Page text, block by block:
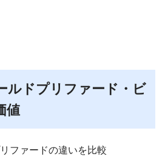
ルドプリファード・ビ
値
ファードの違いを比較